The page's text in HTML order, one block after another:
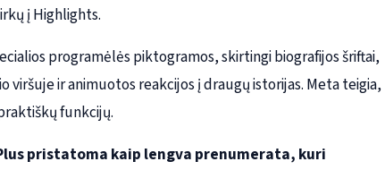
į Highlights.
programėlės piktogramos, skirtingi biografijos šriftai,
ir animuotos reakcijos į draugų istorijas. Meta teigia,
funkcijų.
pristatoma kaip lengva prenumerata, kuri